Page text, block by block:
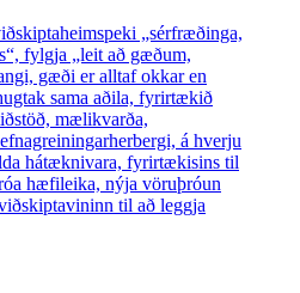
„sérfræðinga,
fylgja „leit að gæðum,
gæði er alltaf okkar en
sama aðila, fyrirtækið
mælikvarða,
á hverju
hátæknivara, fyrirtækisins til
hæfileika, nýja vöruþróun
til að leggja